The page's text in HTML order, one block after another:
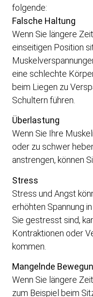
folgende:
Falsche Haltung
Wenn Sie längere
einseitigen Position
eine schlechte
beim Liegen zu
Schultern führen.
Überlastung
Wenn Sie Ihre
oder zu schwer
anstrengen, können
Stress
Stress und Angst
erhöhten Spannung
Sie gestresst sind,
Kontraktionen oder
kommen.
Mangelnde
Wenn Sie längere
zum Beispiel beim